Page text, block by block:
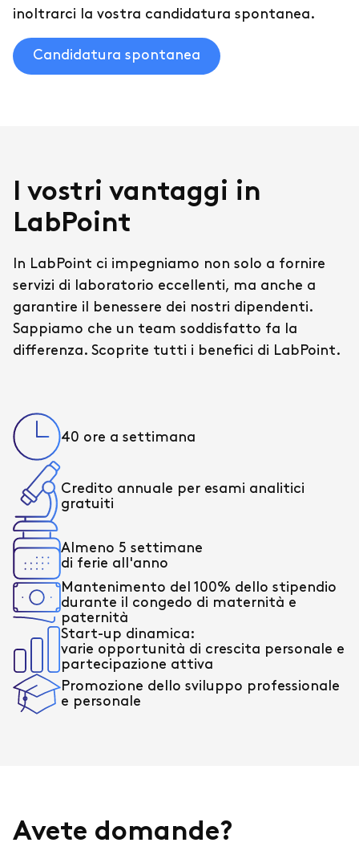
inoltrarci la vostra candidatura spontanea.
Candidatura spontanea
I vostri vantaggi in
LabPoint
In LabPoint ci impegniamo non solo a fornire
servizi di laboratorio eccellenti, ma anche a
garantire il benessere dei nostri dipendenti.
Sappiamo che un team soddisfatto fa la
differenza. Scoprite tutti i benefici di LabPoint.
40 ore a settimana
Credito annuale per esami analitici
gratuiti
Almeno 5 settimane
di ferie all'anno
Mantenimento del 100% dello stipendio
durante il congedo di maternità e
paternità
Start-up dinamica:
varie opportunità di crescita personale e
partecipazione attiva
Promozione dello sviluppo professionale
e personale
Avete domande?